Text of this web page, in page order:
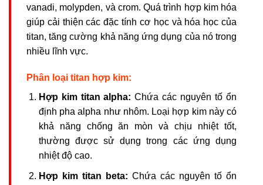
vanadi, molypden, và crom. Quá trình hợp kim hóa
giúp cải thiện các đặc tính cơ học và hóa học của
titan, tăng cường khả năng ứng dụng của nó trong
nhiều lĩnh vực.
Phân loại titan hợp kim:
Hợp kim titan alpha: Chứa các nguyên tố ổn
định pha alpha như nhôm. Loại hợp kim này có
khả năng chống ăn mòn và chịu nhiệt tốt,
thường được sử dụng trong các ứng dụng
nhiệt độ cao.
Hợp kim titan beta: Chứa các nguyên tố ổn